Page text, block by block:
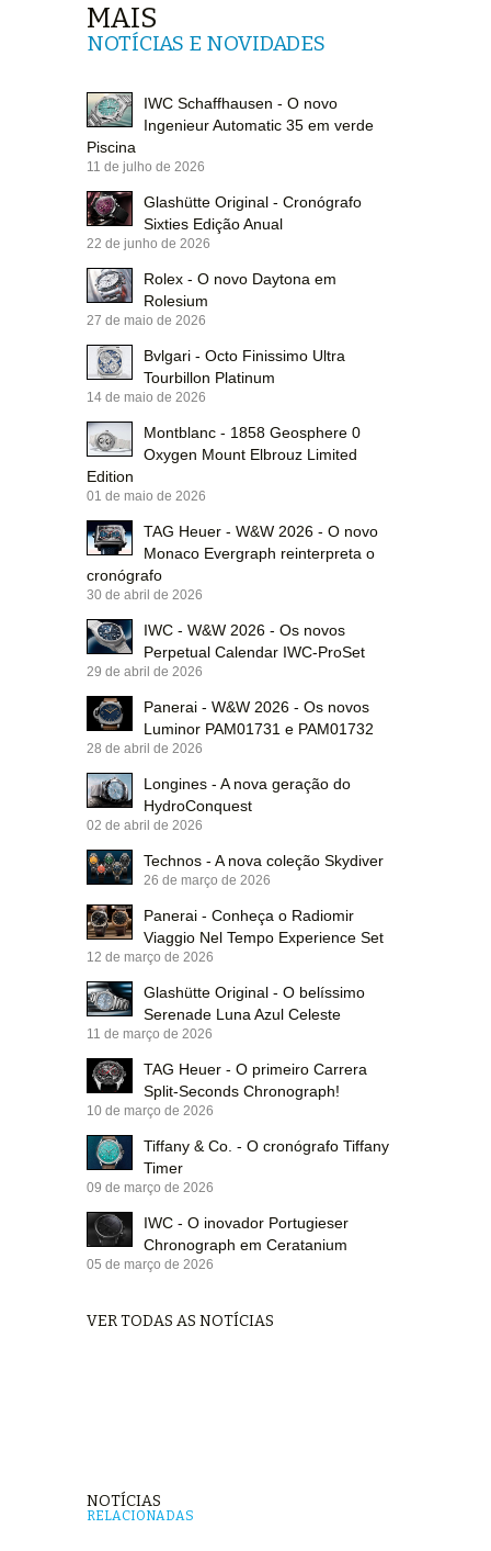
MAIS
NOTÍCIAS E NOVIDADES
IWC Schaffhausen - O novo
Ingenieur Automatic 35 em verde
Piscina
11 de julho de 2026
Glashütte Original - Cronógrafo
Sixties Edição Anual
22 de junho de 2026
Rolex - O novo Daytona em
Rolesium
27 de maio de 2026
Bvlgari - Octo Finissimo Ultra
Tourbillon Platinum
14 de maio de 2026
Montblanc - 1858 Geosphere 0
Oxygen Mount Elbrouz Limited
Edition
01 de maio de 2026
TAG Heuer - W&W 2026 - O novo
Monaco Evergraph reinterpreta o
cronógrafo
30 de abril de 2026
IWC - W&W 2026 - Os novos
Perpetual Calendar IWC-ProSet
29 de abril de 2026
Panerai - W&W 2026 - Os novos
Luminor PAM01731 e PAM01732
28 de abril de 2026
Longines - A nova geração do
HydroConquest
02 de abril de 2026
Technos - A nova coleção Skydiver
26 de março de 2026
Panerai - Conheça o Radiomir
Viaggio Nel Tempo Experience Set
12 de março de 2026
Glashütte Original - O belíssimo
Serenade Luna Azul Celeste
11 de março de 2026
TAG Heuer - O primeiro Carrera
Split-Seconds Chronograph!
10 de março de 2026
Tiffany & Co. - O cronógrafo Tiffany
Timer
09 de março de 2026
IWC - O inovador Portugieser
Chronograph em Ceratanium
05 de março de 2026
VER TODAS AS NOTÍCIAS
NOTÍCIAS
RELACIONADAS